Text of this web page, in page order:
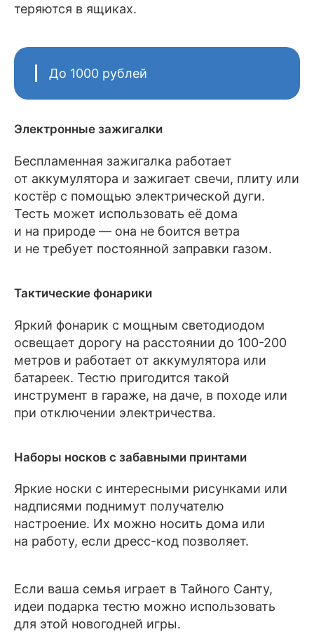
теряются в ящиках.
До 1000 рублей
Электронные зажигалки
Беспламенная зажигалка работает
от аккумулятора и зажигает свечи, плиту или
костёр с помощью электрической дуги.
Тесть может использовать её дома
и на природе — она не боится ветра
и не требует постоянной заправки газом.
Тактические фонарики
Яркий фонарик с мощным светодиодом
освещает дорогу на расстоянии до 100-200
метров и работает от аккумулятора или
батареек. Тестю пригодится такой
инструмент в гараже, на даче, в походе или
при отключении электричества.
Наборы носков с забавными принтами
Яркие носки с интересными рисунками или
надписями поднимут получателю
настроение. Их можно носить дома или
на работу, если дресс-код позволяет.
Если ваша семья играет в Тайного Санту,
идеи подарка тестю можно использовать
для этой новогодней игры.